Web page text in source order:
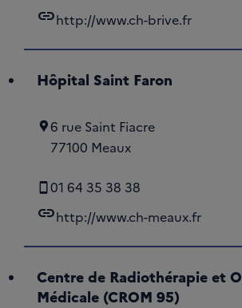
linkhttp://www.ch-brive.fr
Hôpital Saint Faron
6 rue Saint Fiacre
77100 Meaux
01 64 35 38 38
linkhttp://www.ch-meaux.fr
Centre de Radiothérapie et
Médicale (CROM 95)